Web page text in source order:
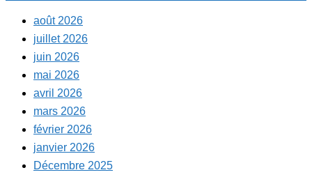
août 2026
juillet 2026
juin 2026
mai 2026
avril 2026
mars 2026
février 2026
janvier 2026
Décembre 2025